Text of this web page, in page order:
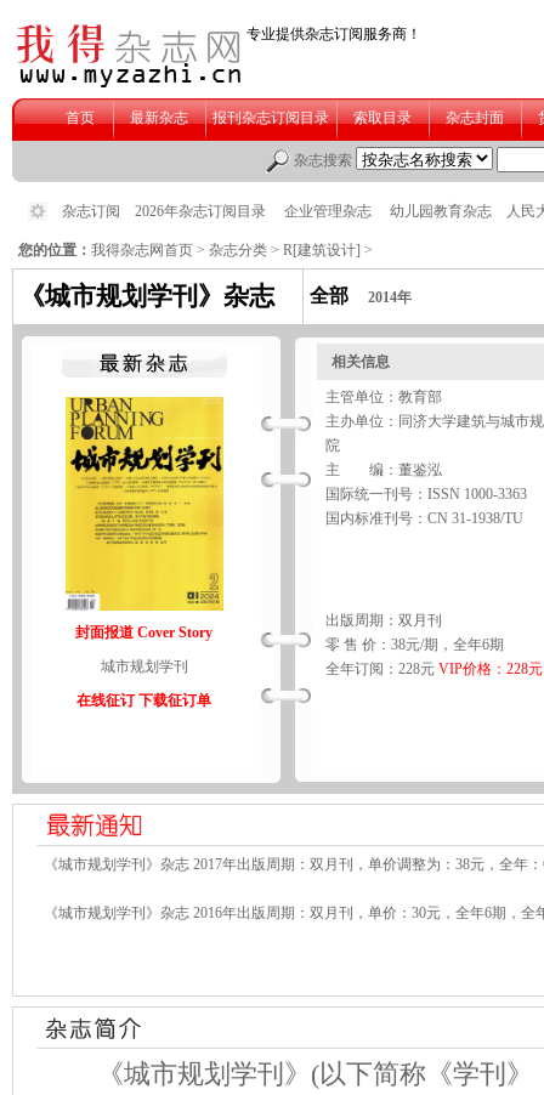
您的位置： 我得杂志网首页 > 杂志分类 > R[建筑设计] >
《城市规划学刊》杂志 全部 2014年
封面报道 Cover Story
城市规划学刊
在线征订 下载征订单
相关信息
主管单位：教育部
主办单位：同济大学建筑与城市
院
主 编：董鉴泓
国际统一刊号：ISSN 1000-3363
国内标准刊号：CN 31-1938/TU
出版周期：双月刊
零 售 价：38元/期，全年6期
全年订阅：228元 VIP价格：228元
《城市规划学刊》杂志 2017年出版周期：双月刊，单价调整为：38元，全年
《城市规划学刊》杂志 2016年出版周期：双月刊，单价：30元，全年6期，全
《城市规划学刊》(以下简称《学刊》